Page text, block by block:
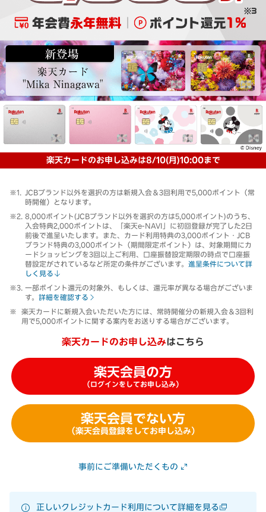
楽天カードのお申し込みは8/10(月)10:00まで
JCBブランド以外を選択の方は新規入会＆3回利用で5,000ポイント（常
時開催）となります。
8,000ポイント(JCBブランド以外を選択の方は5,000ポイント)のうち、
入会特典2,000ポイントは、「楽天e-NAVI」に初回登録が完了した2日
前後で進呈いたします。また、カード利用特典の3,000ポイント・JCB
ブランド特典の3,000ポイント（期間限定ポイント）は、対象期間にカ
ードショッピングを3回以上ご利用、口座振替設定期限の時点で口座振
替設定がされているなど所定の条件がございます。 進呈条件について詳
しく見る
一部ポイント還元の対象外、もしくは、還元率が異なる場合がございま
す。 詳細を確認する
楽天カードに新規入会いただいた方には、常時開催分の新規入会＆3回利
用で5,000ポイントに関する案内をお送りする場合がございます。
楽天カードのお申し込みはこちら
楽天会員の方
（ログインをしてお申し込み）
楽天会員でない方
（楽天会員登録をしてお申し込み）
事前にご準備いただくもの
正しいクレジットカード利用について詳細を見る